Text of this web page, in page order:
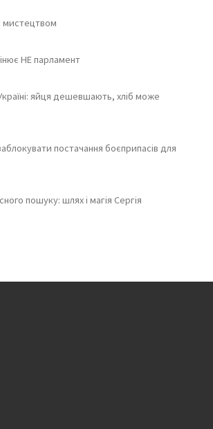
мистецтвом
НЕ парламент
яйця дешевшають, хліб може
постачання боєприпасів для
пошуку: шлях і магія Сергія